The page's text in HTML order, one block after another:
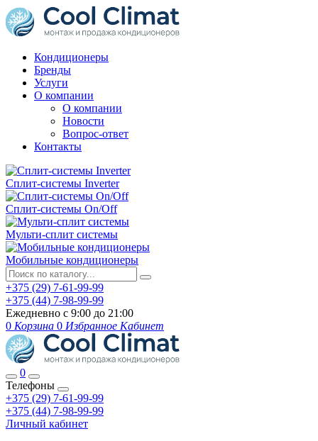
Кондиционеры
Бренды
Услуги
О компании
О компании
Новости
Вопрос-ответ
Контакты
Сплит-системы Inverter
Сплит-системы On/Off
Мульти-сплит системы
Мобильные кондиционеры
+375 (29) 7-61-99-99
+375 (44) 7-98-99-99
Ежедневно с 9:00 до 21:00
0 Корзина 0 Избранное Кабинет
0
Телефоны
+375 (29) 7-61-99-99
+375 (44) 7-98-99-99
Личный кабинет